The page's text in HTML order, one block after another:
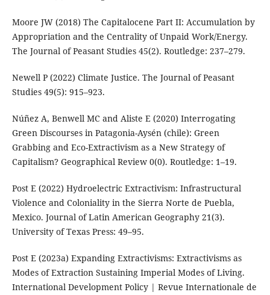
Moore JW (2018) The Capitalocene Part II: Accumulation by
Appropriation and the Centrality of Unpaid Work/Energy.
The Journal of Peasant Studies 45(2). Routledge: 237–279.
Newell P (2022) Climate Justice. The Journal of Peasant
Studies 49(5): 915–923.
Núñez A, Benwell MC and Aliste E (2020) Interrogating
Green Discourses in Patagonia-Aysén (chile): Green
Grabbing and Eco-Extractivism as a New Strategy of
Capitalism? Geographical Review 0(0). Routledge: 1–19.
Post E (2022) Hydroelectric Extractivism: Infrastructural
Violence and Coloniality in the Sierra Norte de Puebla,
Mexico. Journal of Latin American Geography 21(3).
University of Texas Press: 49–95.
Post E (2023a) Expanding Extractivisms: Extractivisms as
Modes of Extraction Sustaining Imperial Modes of Living.
International Development Policy | Revue Internationale de